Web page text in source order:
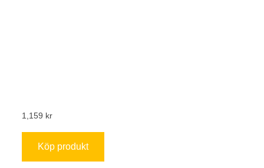
1,159 kr
Köp produkt